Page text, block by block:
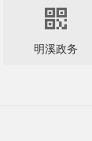

明溪政务